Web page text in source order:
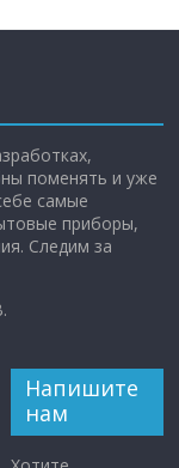
поменять и уже
самые
приборы,
Следим за
Напишите
нам